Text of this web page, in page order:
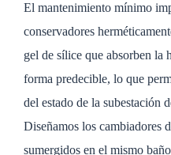
El mantenimiento mínimo
conservadores
gel de sílice que absorben la
forma predecible, lo que
del estado de la subestación
Diseñamos los cambiadores
sumergidos en el mismo